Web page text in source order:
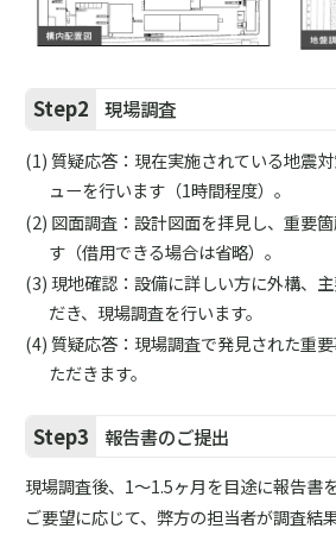
Step2 現場調査
質疑応答：現在実施されている地震
ューを行います（1時間程度）。
図面調査：設計図面を拝見し、重要
す（借用できる場合は省略）。
現地確認：設備に詳しい方に外構、
だき、現場調査を行います。
質疑応答：現場調査で発見された重
ただきます。
Step3 報告書のご提出
現場調査後、1～1.5ヶ月を目途に報告書
ご要望に応じて、弊方の担当者が調査結